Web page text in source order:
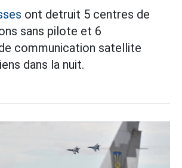
ont detruit 5 centres de
sans pilote et 6
communication satellite
dans la nuit.